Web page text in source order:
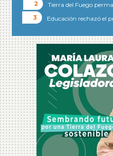
Tierra del Fuego
Educación rechazó el